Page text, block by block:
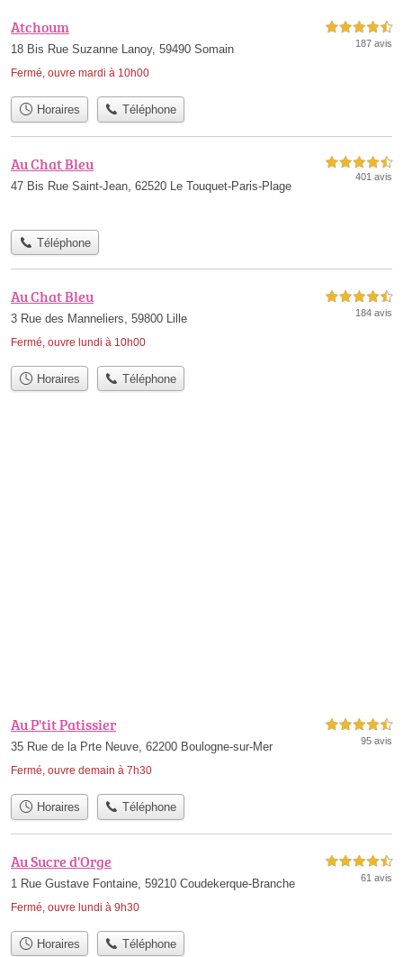
Atchoum
18 Bis Rue Suzanne Lanoy, 59490 Somain
Fermé, ouvre mardi à 10h00
4,5 étoiles sur 5
187 avis
Horaires Téléphone
Au Chat Bleu
47 Bis Rue Saint-Jean, 62520 Le Touquet-Paris-Plage
4,5 étoiles sur 5
401 avis
Téléphone
Au Chat Bleu
3 Rue des Manneliers, 59800 Lille
Fermé, ouvre lundi à 10h00
4,5 étoiles sur 5
184 avis
Horaires Téléphone
Au P'tit Patissier
35 Rue de la Prte Neuve, 62200 Boulogne-sur-Mer
Fermé, ouvre demain à 7h30
4,5 étoiles sur 5
95 avis
Horaires Téléphone
Au Sucre d'Orge
1 Rue Gustave Fontaine, 59210 Coudekerque-Branche
Fermé, ouvre lundi à 9h30
4,5 étoiles sur 5
61 avis
Horaires Téléphone